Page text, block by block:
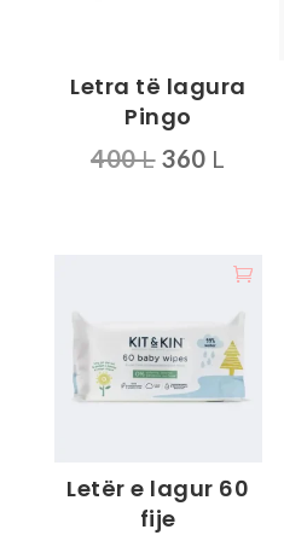
Letra të lagura
Pingo
400L Çmimi
360 L
360 L.
Letër e lagur 60
fije